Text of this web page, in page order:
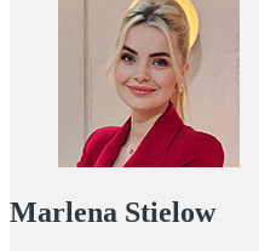
Marlena Stielow